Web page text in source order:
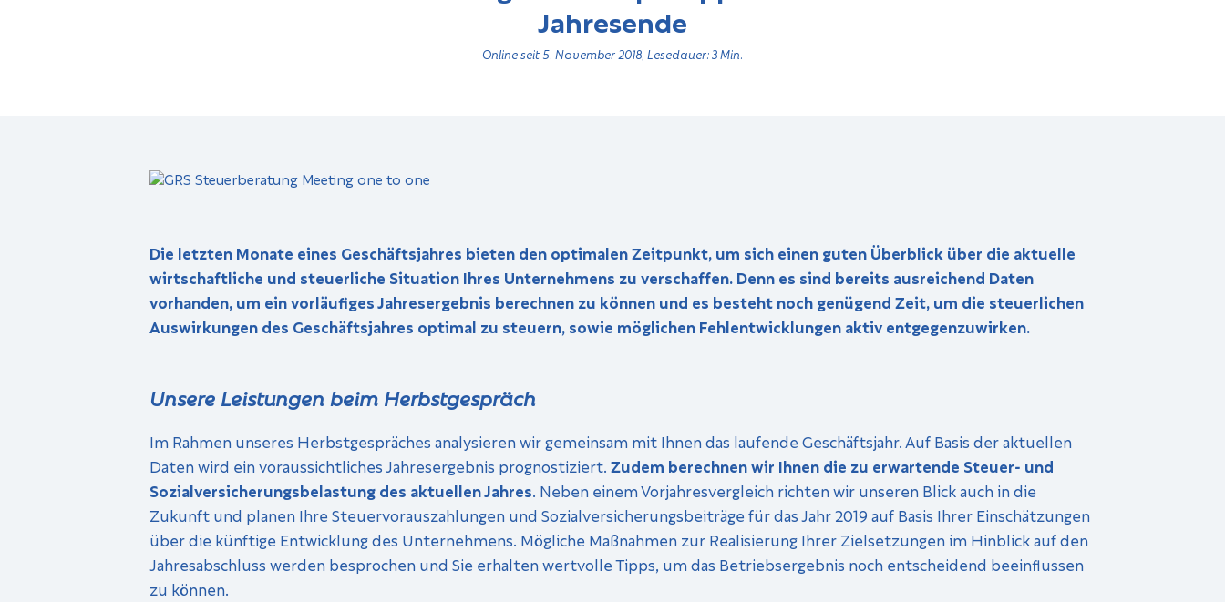
Jahresende
Online seit 5. November 2018, Lesedauer: 3 Min.
Die letzten Monate eines Geschäftsjahres bieten den optimalen Zeitpunkt, um sich einen guten Überblick über die aktuelle
wirtschaftliche und steuerliche Situation Ihres Unternehmens zu verschaffen. Denn es sind bereits ausreichend Daten
vorhanden, um ein vorläufiges Jahresergebnis berechnen zu können und es besteht noch genügend Zeit, um die steuerlichen
Auswirkungen des Geschäftsjahres optimal zu steuern, sowie möglichen Fehlentwicklungen aktiv entgegenzuwirken.
Unsere Leistungen beim Herbstgespräch
Im Rahmen unseres Herbstgespräches analysieren wir gemeinsam mit Ihnen das laufende Geschäftsjahr. Auf Basis der aktuellen
Daten wird ein voraussichtliches Jahresergebnis prognostiziert.Zudem berechnen wir Ihnen die zu erwartende Steuer- und
Sozialversicherungsbelastung des aktuellen Jahres. Neben einem Vorjahresvergleich richten wir unseren Blick auch in die
Zukunft und planen Ihre Steuervorauszahlungen und Sozialversicherungsbeiträge für das Jahr 2019 auf Basis Ihrer Einschätzungen
über die künftige Entwicklung des Unternehmens. Mögliche Maßnahmen zur Realisierung Ihrer Zielsetzungen im Hinblick auf den
Jahresabschluss werden besprochen und Sie erhalten wertvolle Tipps, um das Betriebsergebnis noch entscheidend beeinflussen
zu können.